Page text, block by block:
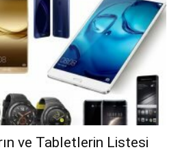
ve Tabletlerin Listesi